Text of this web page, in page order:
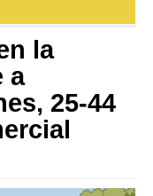
la
a
25-44